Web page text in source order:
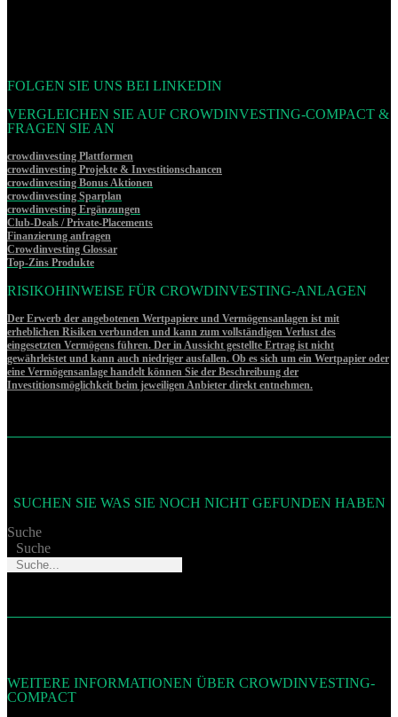
FOLGEN SIE UNS BEI LINKEDIN
VERGLEICHEN SIE AUF CROWDINVESTING-COMPACT &
FRAGEN SIE AN
crowdinvesting Plattformen
crowdinvesting Projekte & Investitionschancen
crowdinvesting Bonus Aktionen
crowdinvesting Sparplan
crowdinvesting Ergänzungen
Club-Deals / Private-Placements
Finanzierung anfragen
Crowdinvesting Glossar
Top-Zins Produkte
RISIKOHINWEISE FÜR CROWDINVESTING-ANLAGEN
Der Erwerb der angebotenen Wertpapiere und Vermögensanlagen ist mit
erheblichen Risiken verbunden und kann zum vollständigen Verlust des
eingesetzten Vermögens führen. Der in Aussicht gestellte Ertrag ist nicht
gewährleistet und kann auch niedriger ausfallen. Ob es sich um ein Wertpapier oder
eine Vermögensanlage handelt können Sie der Beschreibung der
Investitionsmöglichkeit beim jeweiligen Anbieter direkt entnehmen.
SUCHEN SIE WAS SIE NOCH NICHT GEFUNDEN HABEN
Suche
Suche
WEITERE INFORMATIONEN ÜBER CROWDINVESTING-
COMPACT